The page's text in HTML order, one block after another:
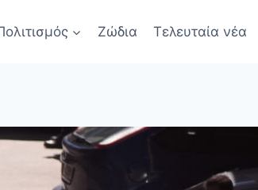
Ζώδια Τελευταία νέα